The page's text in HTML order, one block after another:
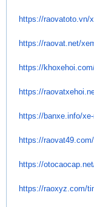
https://raovatoto.vn/
https://raovat.net/
https://
https://
https://banxe.info/
https://
https://
https://raoxyz.com/